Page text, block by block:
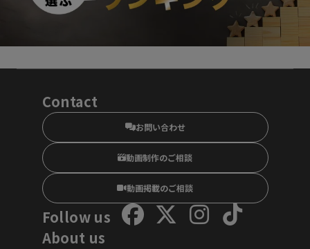
Contact
お問い合わせ
動画制作のご相談
動画掲載のご相談
Follow us
About us